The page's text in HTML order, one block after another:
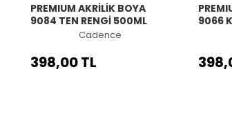
PREMIUM AKRİLİK BOYA
9084 TEN RENGİ 500ML
Cadence
398,00 TL
9066